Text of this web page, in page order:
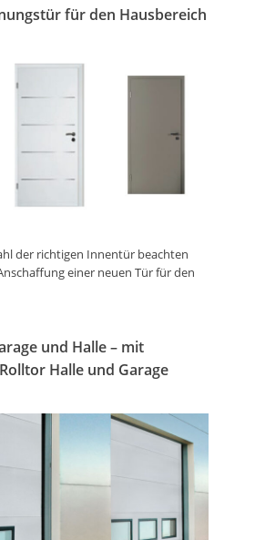
für den Hausbereich
der richtigen Innentür beachten
einer neuen Tür für den
und Halle – mit
Halle und Garage